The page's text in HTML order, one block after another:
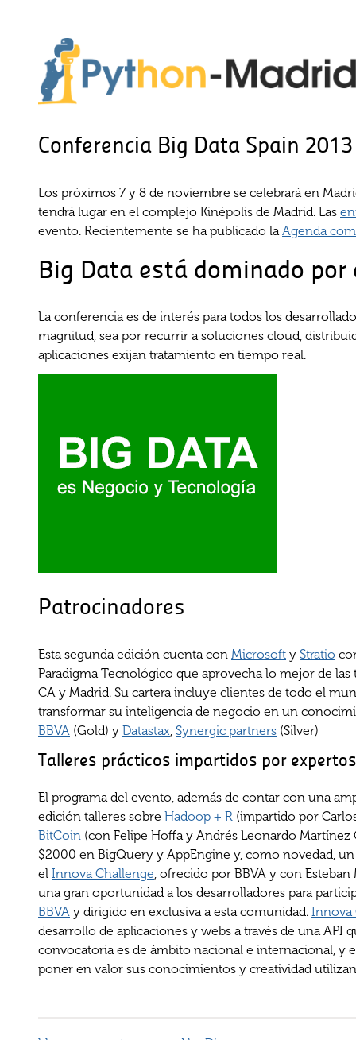
Conferencia Big Data Spain 2013
Los próximos 7 y 8 de noviembre se celebrará en
tendrá lugar en el complejo Kinépolis de Madrid. Las
evento. Recientemente se ha publicado laAgenda
Big Data está dominado
La conferencia es de interés para todos los
magnitud, sea por recurrir a soluciones cloud,
aplicaciones exijan tratamiento en tiempo real.
Patrocinadores
Esta segunda edición cuenta con Microsoft y Stratio
Paradigma Tecnológico que aprovecha lo mejor de las
CA y Madrid. Su cartera incluye clientes de todo el
transformar su inteligencia de negocio en un
BBVA (Gold) y Datastax, Synergic partners (Silver)
Talleres prácticos impartidos por
El programa del evento, además de contar con una
edición talleres sobre Hadoop + R (impartido por
BitCoin (con Felipe Hoffa y Andrés Leonardo
$2000 en BigQuery y AppEngine y, como novedad,
el Innova Challenge, ofrecido por BBVA y con
una gran oportunidad a los desarrolladores para
BBVA y dirigido en exclusiva a esta comunidad. Innova
desarrollo de aplicaciones y webs a través de una API
convocatoria es de ámbito nacional e internacional, y
poner en valor sus conocimientos y creatividad